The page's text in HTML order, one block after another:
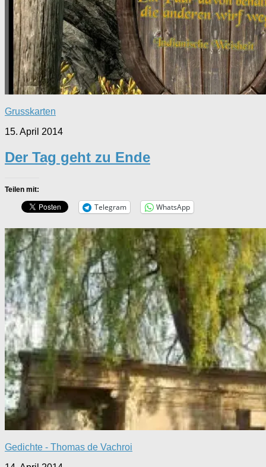
Grusskarten
15. April 2014
Der Tag geht zu Ende
Teilen mit:
Telegram WhatsApp
Gedichte - Thomas de Vachroi